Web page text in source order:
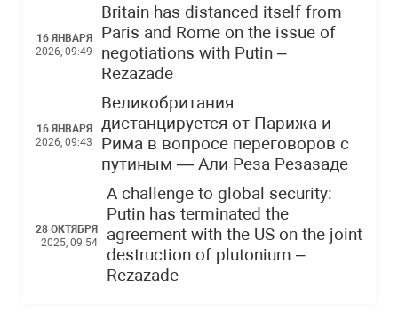
16 ЯНВАРЯ
2026, 09:49
Britain has distanced itself from
Paris and Rome on the issue of
negotiations with Putin –
Rezazade
16 ЯНВАРЯ
2026, 09:43
Великобритания
дистанцируется от Парижа и
Рима в вопросе переговоров с
путиным — Али Реза Резазаде
28 ОКТЯБРЯ
2025, 09:54
A challenge to global security:
Putin has terminated the
agreement with the US on the joint
destruction of plutonium –
Rezazade